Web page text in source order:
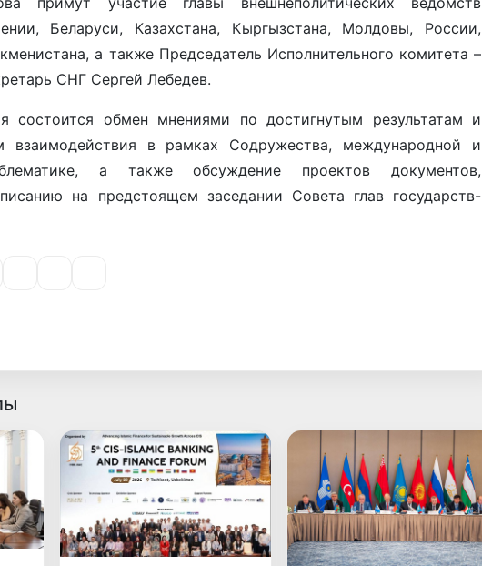
Беларуси, Казахстана, Кыргызстана, Молдовы, России,
а также Председатель Исполнительного комитета –
СНГ Сергей Лебедев.
состоится обмен мнениями по достигнутым результатам и
взаимодействия в рамках Содружества, международной и
а также обсуждение проектов документов,
на предстоящем заседании Совета глав государств-